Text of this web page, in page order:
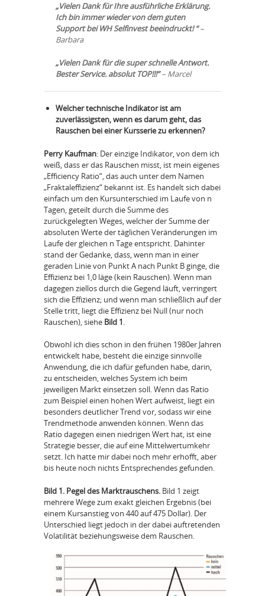
„Vielen Dank für Ihre ausführliche Erklärung.
Ich bin immer wieder von dem guten
Support bei WH Selfinvest beeindruckt! “–
Barbara
„Vielen Dank für die super schnelle Antwort.
Bester Service. absolut TOP!!!”– Marcel
Welcher technische Indikator ist am
zuverlässigsten, wenn es darum geht, das
Rauschen bei einer Kursserie zu erkennen?
Perry Kaufman: Der einzige Indikator, von dem ich
weiß, dass er das Rauschen misst, ist mein eigenes
„Efficiency Ratio“, das auch unter dem Namen
„Fraktaleffizienz“ bekannt ist. Es handelt sich dabei
einfach um den Kursunterschied im Laufe von n
Tagen, geteilt durch die Summe des
zurückgelegten Weges, welcher der Summe der
absoluten Werte der täglichen Veränderungen im
Laufe der gleichen n Tage entspricht. Dahinter
stand der Gedanke, dass, wenn man in einer
geraden Linie von Punkt A nach Punkt B ginge, die
Effizienz bei 1,0 läge (kein Rauschen). Wenn man
dagegen ziellos durch die Gegend läuft, verringert
sich die Effizienz; und wenn man schließlich auf der
Stelle tritt, liegt die Effizienz bei Null (nur noch
Rauschen), siehe Bild 1
Obwohl ich dies schon in den frühen 1980er Jahren
entwickelt habe, besteht die einzige sinnvolle
Anwendung, die ich dafür gefunden habe, darin,
zu entscheiden, welches System ich beim
jeweiligen Markt einsetzen soll. Wenn das Ratio
zum Beispiel einen hohen Wert aufweist, liegt ein
besonders deutlicher Trend vor, sodass wir eine
Trendmethode anwenden können. Wenn das
Ratio dagegen einen niedrigen Wert hat, ist eine
Strategie besser, die auf eine Mittelwertumkehr
setzt. Ich hatte mir dabei noch mehr erhofft, aber
bis heute noch nichts Entsprechendes gefunden.
Bild 1. Pegel des Marktrauschens. Bild 1 zeigt
mehrere Wege zum exakt gleichen Ergebnis (bei
einem Kursanstieg von 440 auf 475 Dollar). Der
Unterschied liegt jedoch in der dabei auftretenden
Volatilität beziehungsweise dem Rauschen.